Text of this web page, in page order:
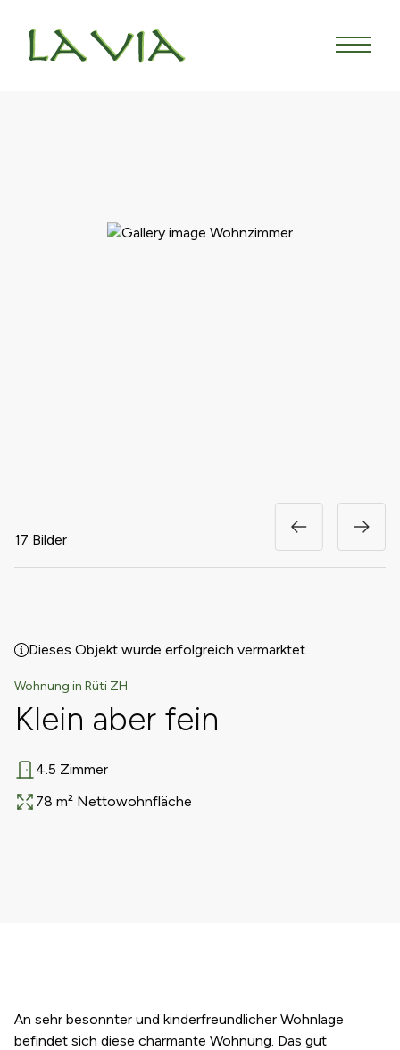
17 Bilder
Dieses Objekt wurde erfolgreich vermarktet.
Wohnung in Rüti ZH
Klein aber fein
Anzahl Zimmer
4.5 Zimmer
Fläche
78 m² Nettowohnfläche
An sehr besonnter und kinderfreundlicher Wohnlage
befindet sich diese charmante Wohnung. Das gut